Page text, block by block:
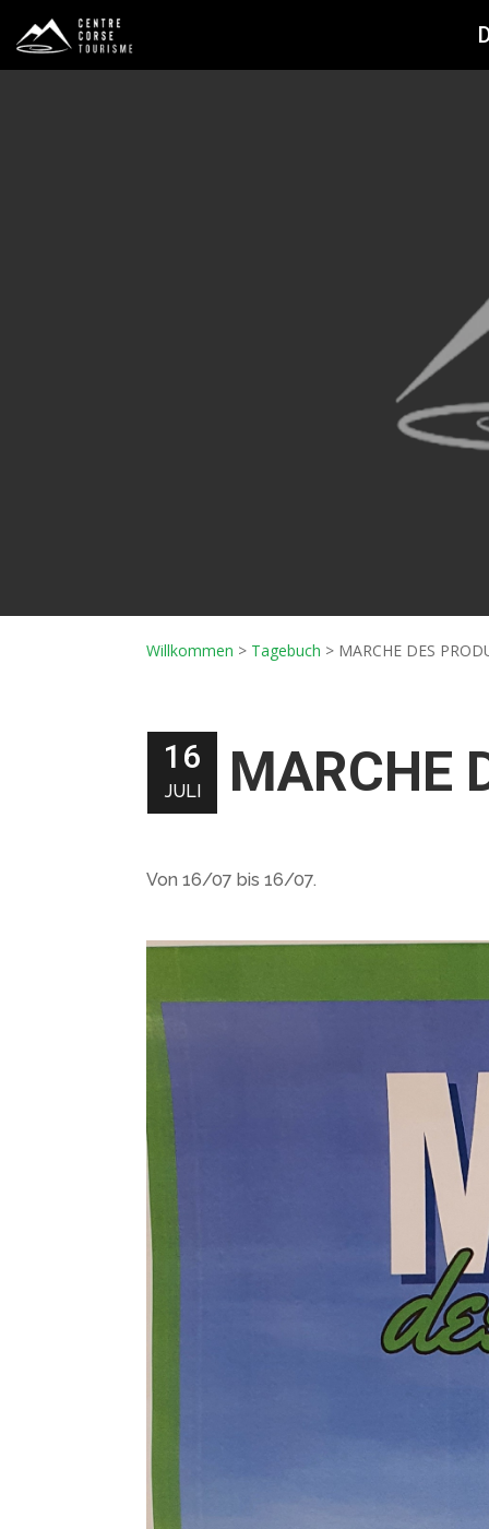
Willkommen > Tagebuch > MARCHE DES
16
JULI MARCHE
Von 16/07 bis 16/07.